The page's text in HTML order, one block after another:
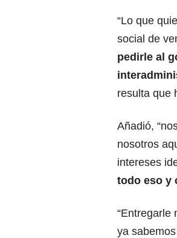
“Lo que
social de
pedirle al
resulta que
Añadió,
nosotros
intereses
todo eso y
“Entregarle
ya